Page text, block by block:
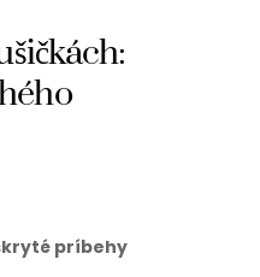
príbehy